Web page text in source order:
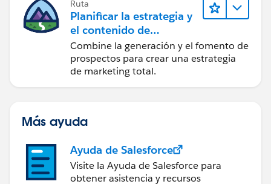
Ruta
Planificar la estrategia y
el contenido de
marketing con
Marketing Cloud
Account Engagement
Combine la generación y el fomento de
prospectos para crear una estrategia
de marketing total.
Más ayuda
Ayuda de Salesforce
Visite la Ayuda de Salesforce para
obtener asistencia y recursos